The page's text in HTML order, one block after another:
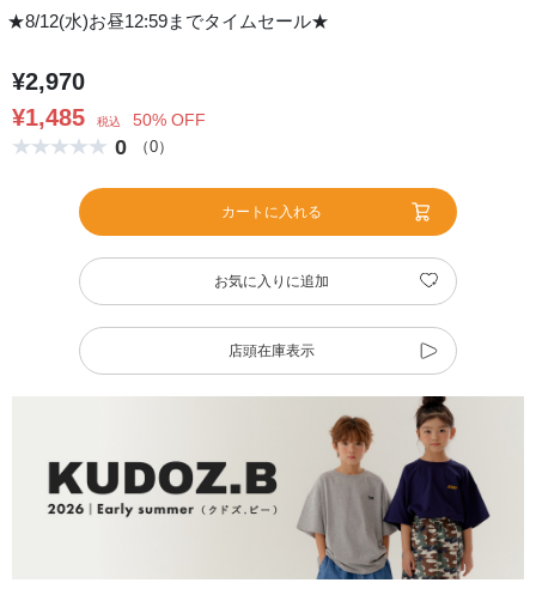
★8/12(水)お昼12:59までタイムセール★
¥2,970
¥1,485
税込 50% OFF
0 （0）
カートに入れる
お気に入りに追加
店頭在庫表示